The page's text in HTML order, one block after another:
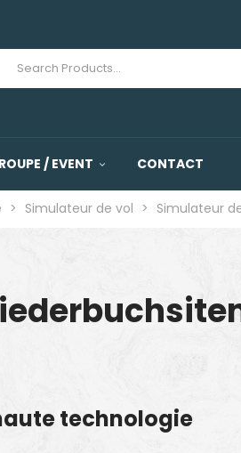
/ EVENT CONTACT
> Simulateur de vol > Simulateur
technologie